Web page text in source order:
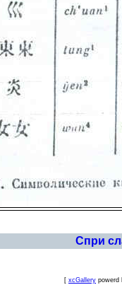
Спри
[ xcGallery